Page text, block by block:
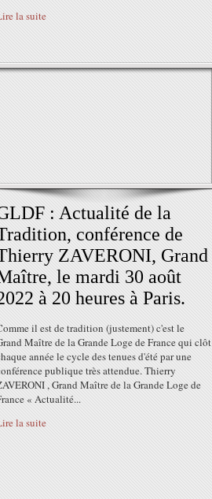
la suite
: Actualité de la
conférence de
ZAVERONI, Grand
le mardi 30 août
à 20 heures à Paris.
il est de tradition (justement) c'est le
Maître de la Grande Loge de France qui clôt
année le cycle des tenues d'été par une
publique très attendue. Thierry
, Grand Maître de la Grande Loge de
« Actualité...
la suite